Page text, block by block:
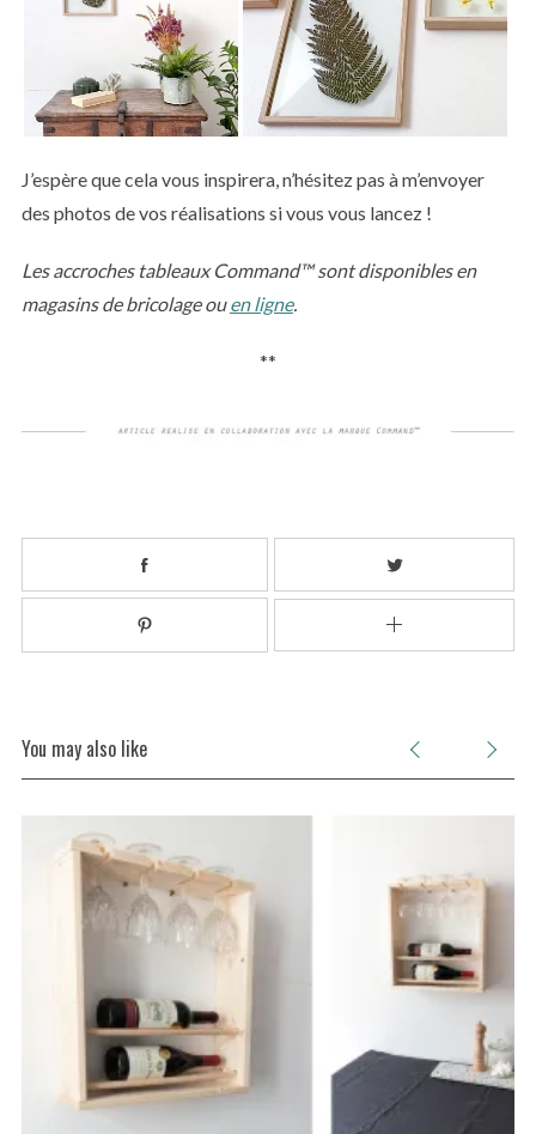
J’espère que cela vous inspirera, n’hésitez pas à m’envoyer
des photos de vos réalisations si vous vous lancez !
Les accroches tableaux Command™ sont disponibles en
magasins de bricolage ouen ligne.
**
You may also like